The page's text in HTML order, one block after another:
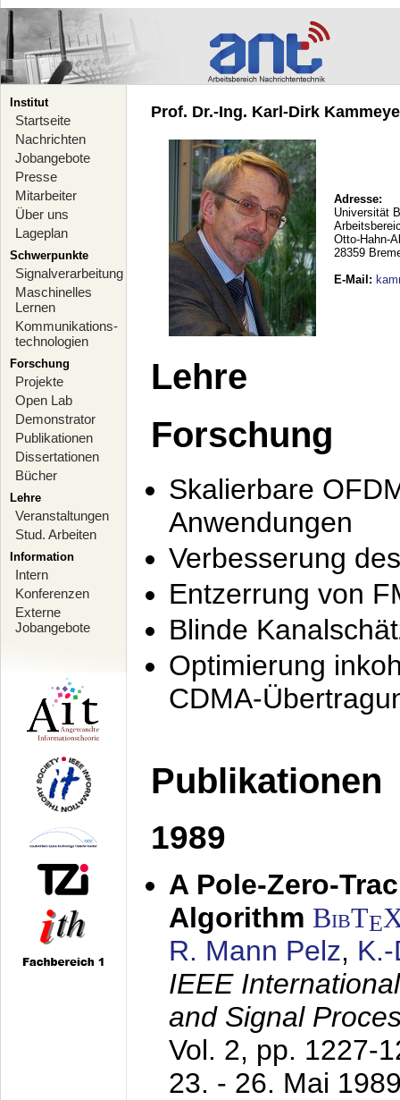
Institut
Startseite
Nachrichten
Jobangebote
Presse
Mitarbeiter
Über uns
Lageplan
Schwerpunkte
Signalverarbeitung
Maschinelles
Lernen
Kommunikations-
technologien
Forschung
Projekte
Open Lab
Demonstrator
Publikationen
Dissertationen
Bücher
Lehre
Veranstaltungen
Stud. Arbeiten
Information
Intern
Konferenzen
Externe
Jobangebote
Prof. Dr.-Ing. Karl-Dirk
Adresse:
Universität
Otto-Hahn-
28359
E-Mail :
Lehre
Forschung
Skalierbare
Anwendungen
Verbesserung
Entzerrung von
Blinde
Optimierung
CDMA-
Publikationen
1989
A Pole-Zero-
Algorithm BibTE
R. Mann Pelz,
IEEE
and Signal
Vol. 2, pp. 1227-
23. - 26. Mai